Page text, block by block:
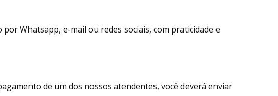
Whatsapp, e-mail ou redes sociais, com praticidade e
de um dos nossos atendentes, você deverá enviar